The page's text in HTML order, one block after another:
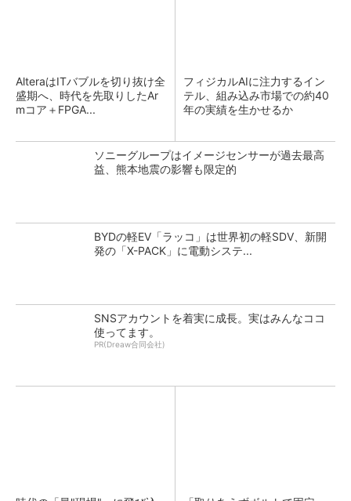
AlteraはITバブルを切り抜け全
盛期へ、時代を先取りしたAr
mコア＋FPGA...
フィジカルAIに注力するイン
テル、組み込み市場での約40
年の実績を生かせるか
ソニーグループはイメージセンサーが過去最高
益、熊本地震の影響も限定的
BYDの軽EV「ラッコ」は世界初の軽SDV、新開
発の「X-PACK」に電動システ...
SNSアカウントを着実に成長。実はみんなココ
使ってます。
PR(Dreaw合同会社)